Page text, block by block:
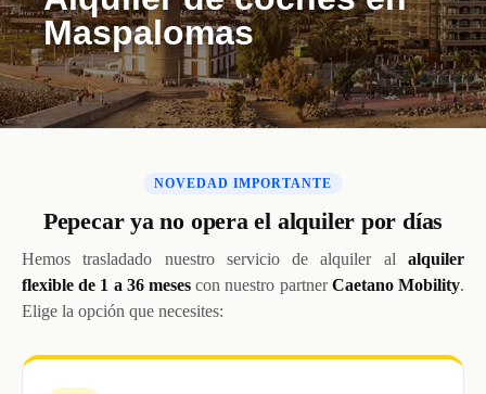
Maspalomas
NOVEDAD IMPORTANTE
Pepecar ya no opera el alquiler por días
Hemos trasladado nuestro servicio de alquiler al alquiler
flexible de 1 a 36 meses con nuestro partnerCaetano Mobility.
Elige la opción que necesites: